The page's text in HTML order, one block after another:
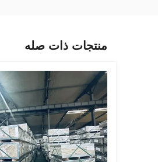
منتجات ذات صله